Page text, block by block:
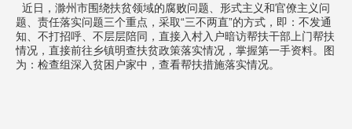
近日，滁州市围绕扶贫领域的腐败问题、形式主义和官僚主义问
题、责任落实问题三个重点，采取“三不两直”的方式，即：不发通
知、不打招呼、不层层陪同，直接入村入户暗访帮扶干部上门帮扶
情况，直接前往乡镇明查扶贫政策落实情况，掌握第一手资料。图
为：检查组深入贫困户家中，查看帮扶措施落实情况。